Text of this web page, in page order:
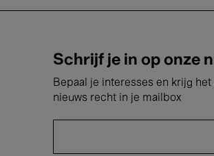
Schrijf je in op onze
Bepaal je interesses en krijg het
nieuws recht in je mailbox